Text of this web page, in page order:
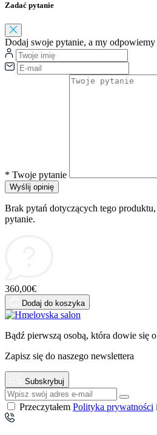
Zadać pytanie
Dodaj swoje pytanie, a my
* Twoje pytanie
Wyślij opinię
Brak pytań dotyczących tego
pytanie.
360,00€
Dodaj do koszyka
Bądź pierwszą osobą, która dowie się
Zapisz się do naszego newslettera
Subskrybuj
Przeczytałem Polityka prywatności